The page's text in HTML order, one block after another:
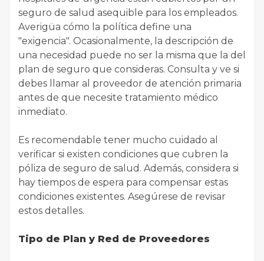
seguro de salud asequible para los empleados.
Averigüa cómo la política define una
"exigencia". Ocasionalmente, la descripción de
una necesidad puede no ser la misma que la del
plan de seguro que consideras. Consulta y ve si
debes llamar al proveedor de atención primaria
antes de que necesite tratamiento médico
inmediato.
Es recomendable tener mucho cuidado al
verificar si existen condiciones que cubren la
póliza de seguro de salud. Además, considera si
hay tiempos de espera para compensar estas
condiciones existentes. Asegúrese de revisar
estos detalles.
Tipo de Plan y Red de Proveedores